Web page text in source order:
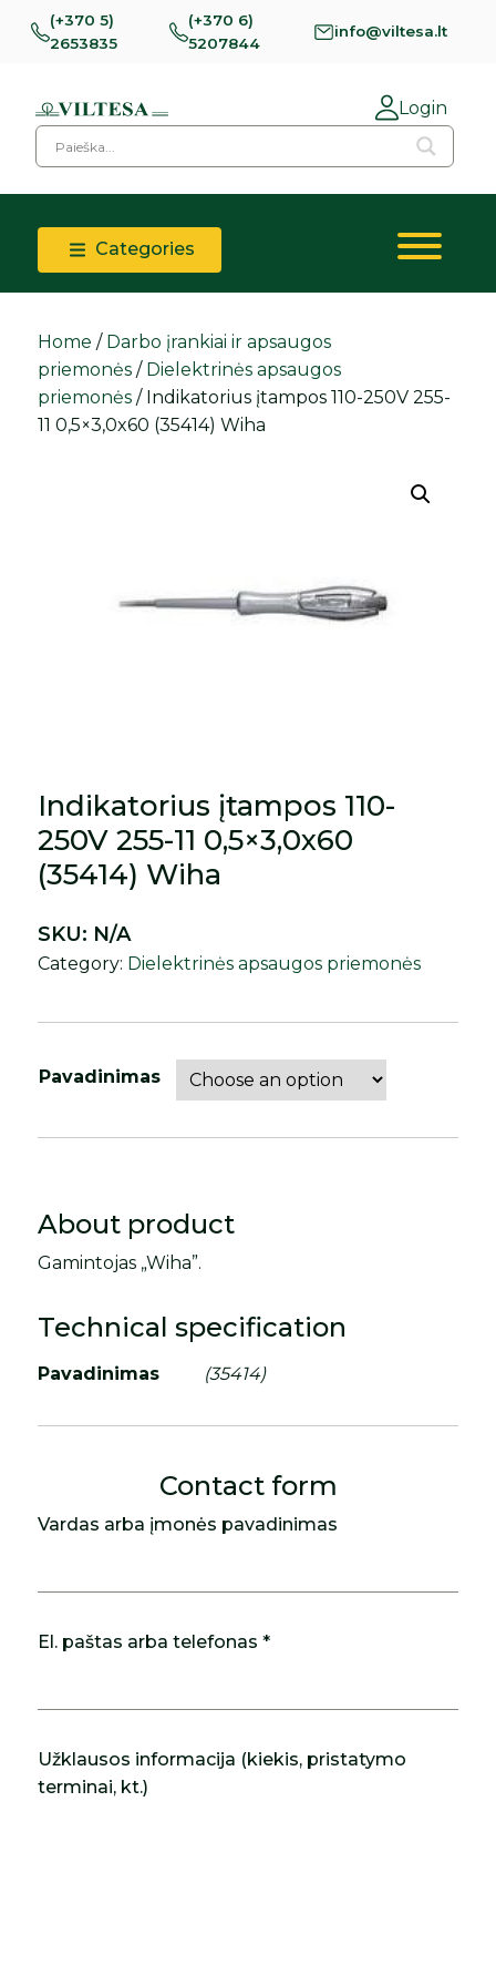
(+370 5)
2653835
(+370 6)
5207844
info@viltesa.lt
Login
Categories
Home / Darbo įrankiai ir apsaugos
priemonės / Dielektrinės apsaugos
priemonės / Indikatorius įtampos 110-250V 255-
11 0,5×3,0x60 (35414) Wiha
Indikatorius įtampos 110-
250V 255-11 0,5×3,0x60
(35414) Wiha
Pavadinimas
SKU: N/A
Category: Dielektrinės apsaugos priemonės
About product
Gamintojas „Wiha”.
Technical specification
Pavadinimas (35414)
Contact form
Vardas arba įmonės pavadinimas
El. paštas arba telefonas *
Užklausos informacija (kiekis, pristatymo
terminai, kt.)